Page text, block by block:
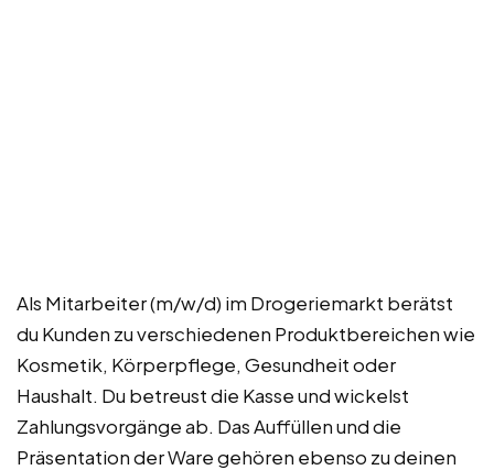
Als Mitarbeiter (m/w/d) im Drogeriemarkt berätst
du Kunden zu verschiedenen Produktbereichen wie
Kosmetik, Körperpflege, Gesundheit oder
Haushalt. Du betreust die Kasse und wickelst
Zahlungsvorgänge ab. Das Auffüllen und die
Präsentation der Ware gehören ebenso zu deinen